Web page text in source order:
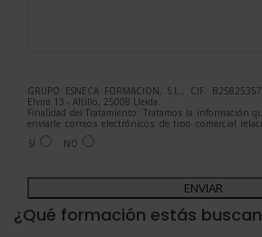
GRUPO ESNECA FORMACIÓN, S.L., CIF:
Elvira 13 - Altillo, 25008 Lleida.
Finalidad del Tratamiento: Tratamos la información
enviarle correos electrónicos de tipo comercial
ofrecidos y otros tipo de productos que fueran de su
Legitimación del tratamiento: Consentimiento del
Para más información consulte nuestra Política de
Desea recibir información comercial (vía telefónica y/o
SÍ NO
A
l
¿Qué formación estás